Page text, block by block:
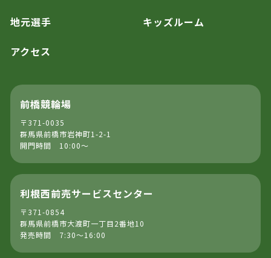
地元選手 キッズルーム
アクセス
前橋競輪場
〒371-0035
群馬県前橋市岩神町1-2-1
開門時間 10:00～
利根西前売サービスセンター
〒371-0854
群馬県前橋市大渡町一丁目2番地10
発売時間 7:30～16:00